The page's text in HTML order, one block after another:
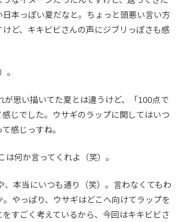
日本っぽい夏だなと。ちょっと頭悪い言い方
けど、キキビビさんの声にジブリっぽさも感
。
が思い描いてた夏とは違うけど、「100点で
じでした。ウサギのラップに関してはいつ
感じっすね。
は何か言ってくれよ（笑）。
、本当にいつも通り（笑）。言わなくてもわ
。やっぱり、ウサギはどこへ向けてラップを
すごく考えているから、今回はキキビビさ